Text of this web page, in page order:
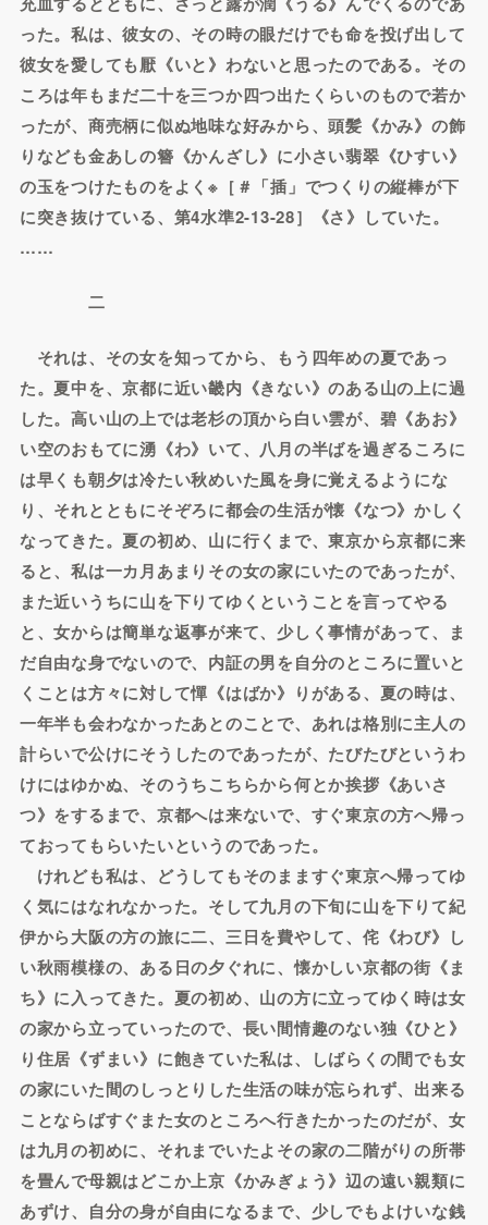
った。私は、彼女の、その時の眼だけでも命を投げ出して
彼女を愛しても厭《いと》わないと思ったのである。その
ころは年もまだ二十を三つか四つ出たくらいのもので若か
ったが、商売柄に似ぬ地味な好みから、頭髪《かみ》の飾
りなども金あしの簪《かんざし》に小さい翡翠《ひすい》
の玉をつけたものをよく※［＃「插」でつくりの縦棒が下
に突き抜けている、第4水準2-13-28］《さ》していた。
……
二
それは、その女を知ってから、もう四年めの夏であっ
た。夏中を、京都に近い畿内《きない》のある山の上に過
した。高い山の上では老杉の頂から白い雲が、碧《あお》
い空のおもてに湧《わ》いて、八月の半ばを過ぎるころに
は早くも朝夕は冷たい秋めいた風を身に覚えるようにな
り、それとともにそぞろに都会の生活が懐《なつ》かしく
なってきた。夏の初め、山に行くまで、東京から京都に来
ると、私は一カ月あまりその女の家にいたのであったが、
また近いうちに山を下りてゆくということを言ってやる
と、女からは簡単な返事が来て、少しく事情があって、ま
だ自由な身でないので、内証の男を自分のところに置いと
くことは方々に対して憚《はばか》りがある、夏の時は、
一年半も会わなかったあとのことで、あれは格別に主人の
計らいで公けにそうしたのであったが、たびたびというわ
けにはゆかぬ、そのうちこちらから何とか挨拶《あいさ
つ》をするまで、京都へは来ないで、すぐ東京の方へ帰っ
ておってもらいたいというのであった。
けれども私は、どうしてもそのまますぐ東京へ帰ってゆ
く気にはなれなかった。そして九月の下旬に山を下りて紀
伊から大阪の方の旅に二、三日を費やして、侘《わび》し
い秋雨模様の、ある日の夕ぐれに、懐かしい京都の街《ま
ち》に入ってきた。夏の初め、山の方に立ってゆく時は女
の家から立っていったので、長い間情趣のない独《ひと》
り住居《ずまい》に飽きていた私は、しばらくの間でも女
の家にいた間のしっとりした生活の味が忘られず、出来る
ことならばすぐまた女のところへ行きたかったのだが、女
は九月の初めに、それまでいたよその家の二階がりの所帯
を畳んで母親はどこか上京《かみぎょう》辺の遠い親類に
あずけ、自分の身が自由になるまで、少しでもよけいな銭